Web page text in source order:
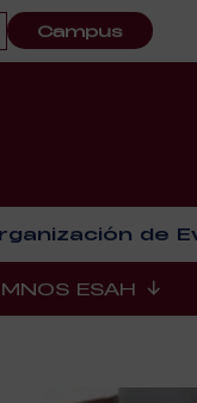
Campus
de
ESAH